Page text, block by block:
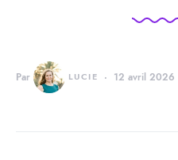
Par LUCIE 12 avril 2026